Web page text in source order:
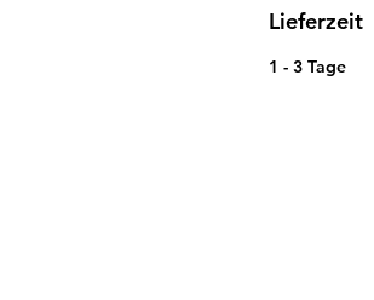
Lieferzeit
1 - 3 Tage